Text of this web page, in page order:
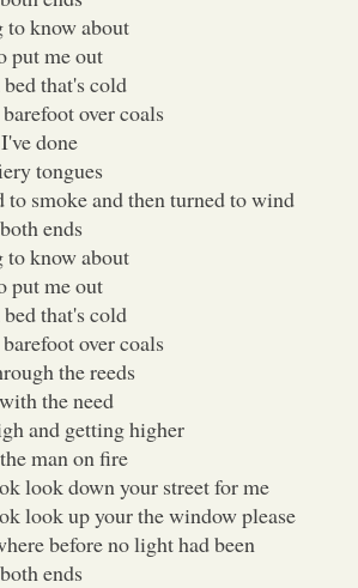
to know about
put me out
that's cold
over coals
done
tongues
to smoke and then turned to wind
ends
to know about
put me out
that's cold
over coals
the reeds
the need
and getting higher
man on fire
look down your street for me
look up your the window please
before no light had been
ends